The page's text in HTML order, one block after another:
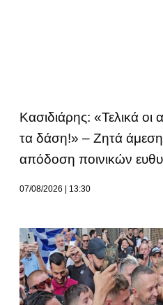
Κασιδιάρης: «Τελικά οι
τα δάση!» – Ζητά άμεση
απόδοση ποινικών
07/08/2026 13:30